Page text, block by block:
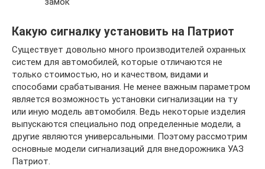
Какую сигналку установить на Патриот
Существует довольно много производителей охранных
систем для автомобилей, которые отличаются не
только стоимостью, но и качеством, видами и
способами срабатывания. Не менее важным параметром
является возможность установки сигнализации на ту
или иную модель автомобиля. Ведь некоторые изделия
выпускаются специально под определенные модели, а
другие являются универсальными. Поэтому рассмотрим
основные модели сигнализаций для внедорожника УАЗ
Патриот.